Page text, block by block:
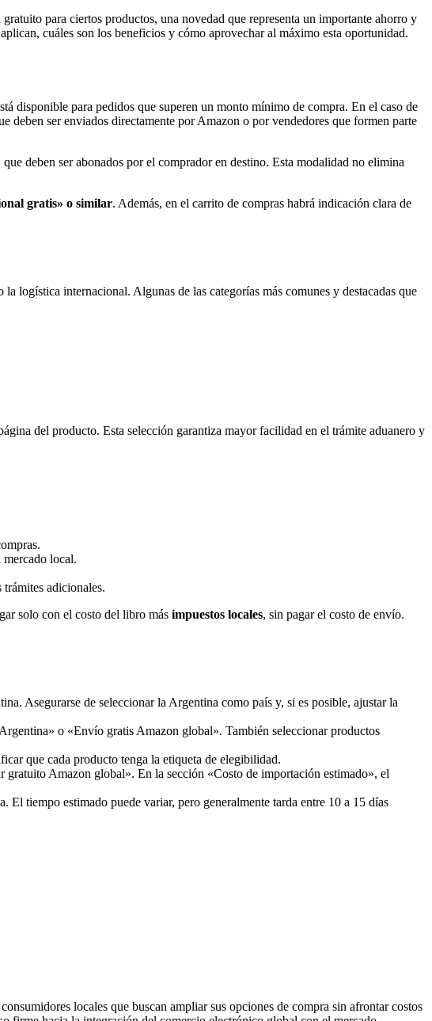
para ciertos productos, una novedad que representa un importante ahorro y
cuáles son los beneficios y cómo aprovechar al máximo esta oportunidad.
disponible para pedidos que superen un monto mínimo de compra. En el caso de
deben ser enviados directamente por Amazon o por vendedores que formen parte
deben ser abonados por el comprador en destino. Esta modalidad no elimina
gratis» o similar. Además, en el carrito de compras habrá indicación clara de
la logística internacional. Algunas de las categorías más comunes y destacadas que
del producto. Esta selección garantiza mayor facilidad en el trámite aduanero y
local.
adicionales.
solo con el costo del libro más impuestos locales, sin pagar el costo de envío.
Asegurarse de seleccionar la Argentina como país y, si es posible, ajustar la
o «Envío gratis Amazon global». También seleccionar productos
que cada producto tenga la etiqueta de elegibilidad.
Amazon global». En la sección «Costo de importación estimado», el
tiempo estimado puede variar, pero generalmente tarda entre 10 a 15 días
locales que buscan ampliar sus opciones de compra sin afrontar costos